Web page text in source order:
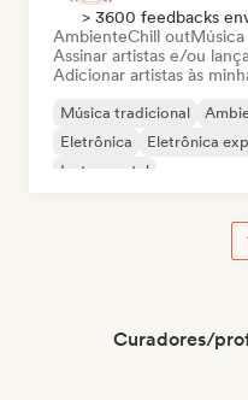
> 3600 feedbacks
AmbienteChill outMúsica
Assinar artistas e/ou
Adicionar artistas às
Música tradicional
Eletrônica
Eletrônica
Instrumental
Curadores/